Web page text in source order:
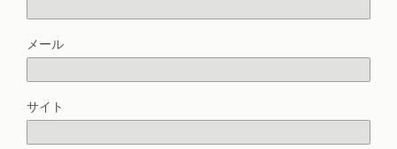
メール
サイト